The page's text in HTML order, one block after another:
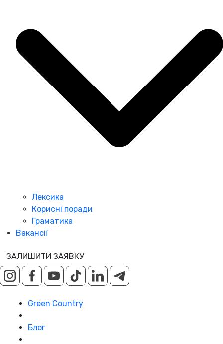
Лексика
Корисні поради
Граматика
Вакансії
ЗАЛИШИТИ ЗАЯВКУ
Green Country
Блог